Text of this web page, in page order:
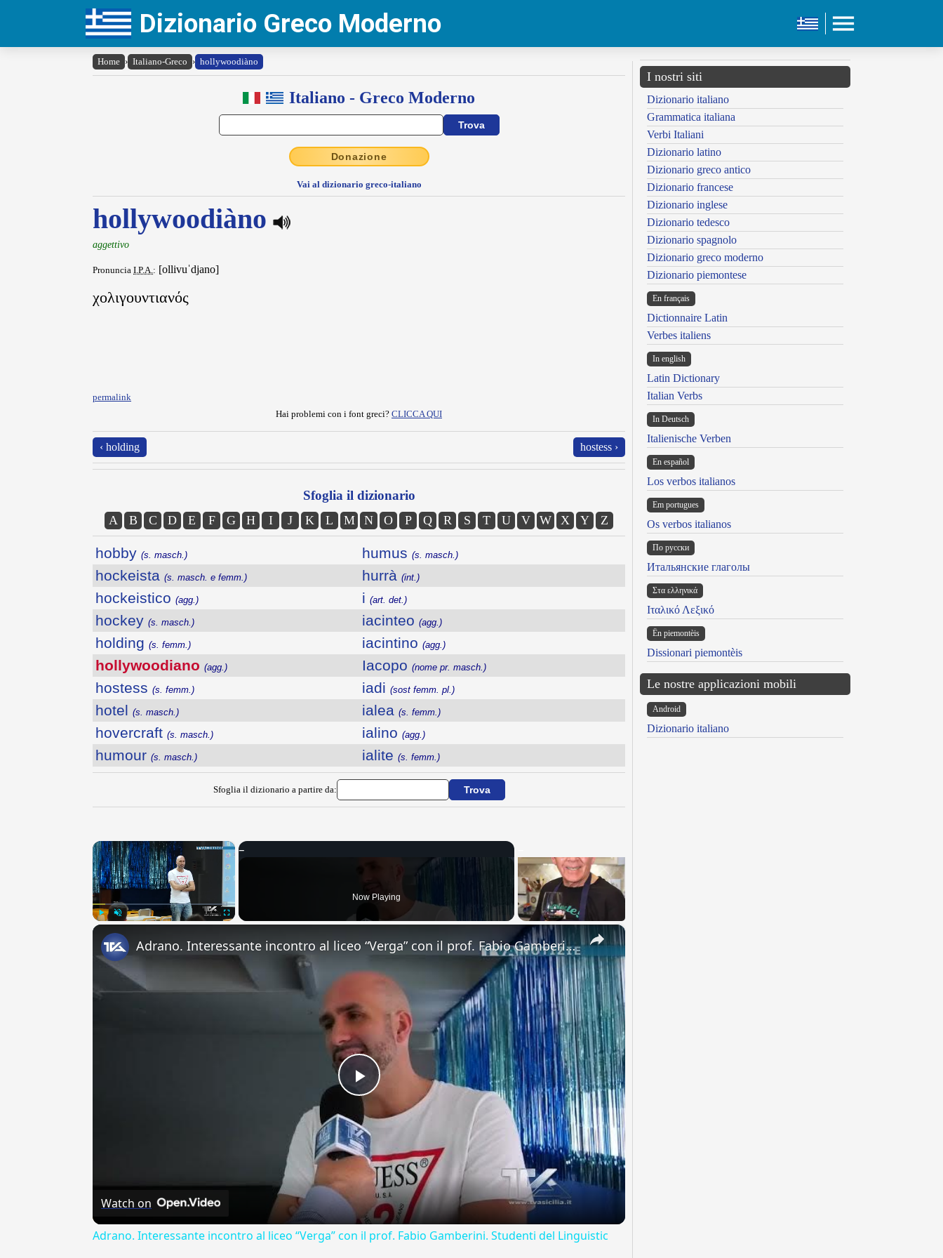
Dizionario Greco Moderno
Home › Italiano-Greco › hollywoodiàno
Italiano - Greco Moderno
Donazione
Vai al dizionario greco-italiano
hollywoodiàno
aggettivo
Pronuncia I.P.A.: [ollivuˈdjano]
χολιγουντιανός
permalink
Hai problemi con i font greci? CLICCA QUI
‹ holding hostess ›
Sfoglia il dizionario
A B C D E F G H I J K L M N O P Q R S T U V W X Y Z
hobby (s. masch.)
hockeista (s. masch. e femm.)
hockeistico (agg.)
hockey (s. masch.)
holding (s. femm.)
hollywoodiano (agg.)
hostess (s. femm.)
hotel (s. masch.)
hovercraft (s. masch.)
humour (s. masch.)
humus (s. masch.)
hurrà (int.)
i (art. det.)
iacinteo (agg.)
iacintino (agg.)
Iacopo (nome pr. masch.)
iadi (sost femm. pl.)
ialea (s. femm.)
ialino (agg.)
ialite (s. femm.)
Sfoglia il dizionario a partire da:
×
Now Playing
×
Play
Video
Adrano. Interessante incontro al liceo “Verga” con il prof. Fabio Gamberini. Studenti del Linguistic
Watch on
Adrano. Interessante incontro al liceo “Verga” con il prof. Fabio Gamberini. Studenti del Linguistic
I nostri siti
Dizionario italiano
Grammatica italiana
Verbi Italiani
Dizionario latino
Dizionario greco antico
Dizionario francese
Dizionario inglese
Dizionario tedesco
Dizionario spagnolo
Dizionario greco moderno
Dizionario piemontese
En français
Dictionnaire Latin
Verbes italiens
In english
Latin Dictionary
Italian Verbs
In Deutsch
Italienische Verben
En español
Los verbos italianos
Em portugues
Os verbos italianos
По русски
Итальянские глаголы
Στα ελληνικά
Ιταλικό Λεξικό
Ën piemontèis
Dissionari piemontèis
Le nostre applicazioni mobili
Android
Dizionario italiano